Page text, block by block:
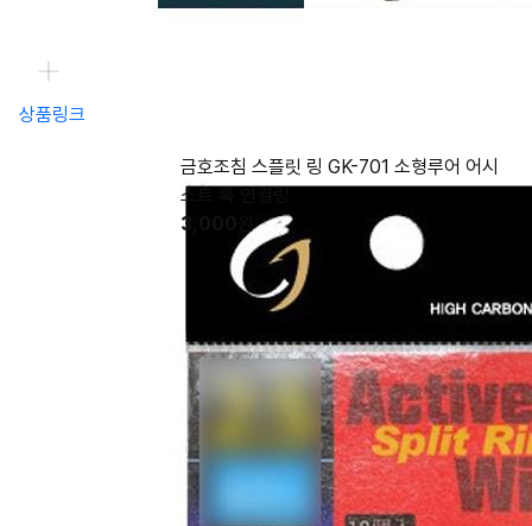
상품링크
금호조침 스플릿 링 GK-701 소형루어 어시
스트 훅 연결링
3,000
원